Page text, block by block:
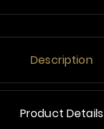
Description
Product Details